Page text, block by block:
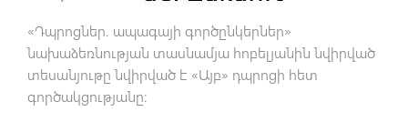
«Դպրոցներ. ապագայի գործընկերներ»
նախաձեռնության տասնամյա հոբելյանին նվիրված
տեսանյութը նվիրված է «Այբ» դպրոցի հետ
գործակցությանը: